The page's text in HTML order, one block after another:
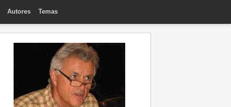
Autores Temas